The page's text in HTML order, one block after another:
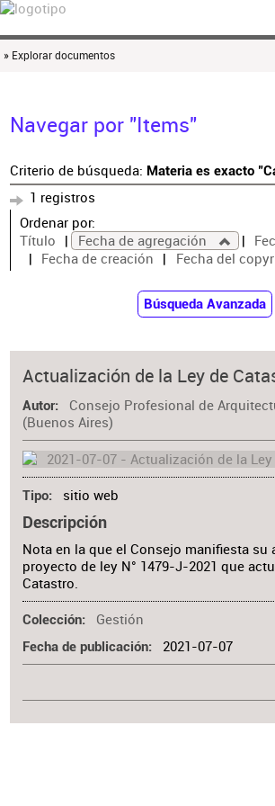
» Explorar documentos
Navegar por "Items"
Criterio de búsqueda: Materia es exacto
1 registros
Ordenar por:
Título
Fecha de agregación
Fecha de creación
Fecha del
Búsqueda Avanzada
Actualización de la Ley de
Autor
Consejo Profesional de
(Buenos Aires)
Tipo sitio web
Descripción
Nota en la que el Consejo manifiesta su
proyecto de ley N° 1479-J-2021 que
Catastro.
Colección Gestión
Fecha de publicación 2021-07-07